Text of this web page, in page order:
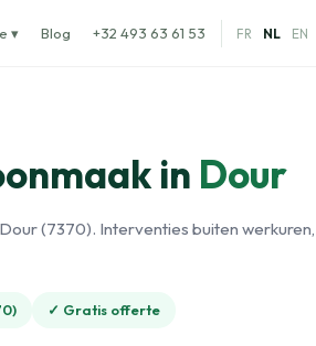
▾ Blog +32 493 63 61 53 FR NL EN
in Dour
(7370). Interventies buiten
✓ Gratis offerte